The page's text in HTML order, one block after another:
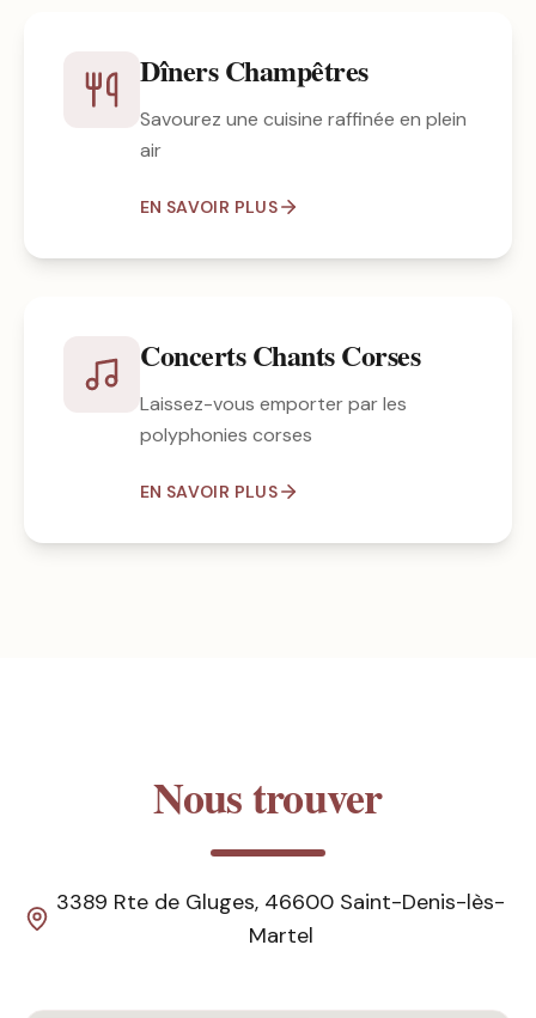
Dîners Champêtres
Savourez une cuisine raffinée en plein
air
EN SAVOIR PLUS
Concerts Chants Corses
Laissez-vous emporter par les
polyphonies corses
EN SAVOIR PLUS
Nous trouver
3389 Rte de Gluges, 46600 Saint-Denis-lès-
Martel